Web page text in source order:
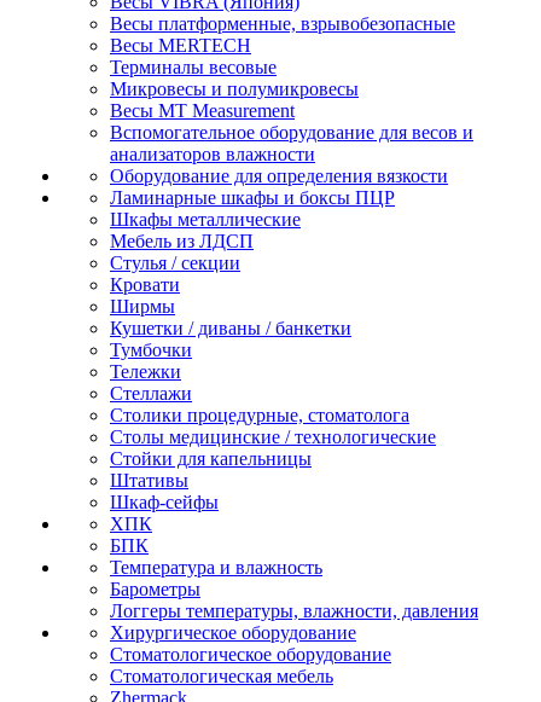
Весы платформенные, взрывобезопасные
Весы MERTECH
Терминалы весовые
Микровесы и полумикровесы
Весы MT Measurement
Вспомогательное оборудование для весов и
анализаторов влажности
Оборудование для определения вязкости
Ламинарные шкафы и боксы ПЦР
Шкафы металлические
Мебель из ЛДСП
Стулья / секции
Кровати
Ширмы
Кушетки / диваны / банкетки
Тумбочки
Тележки
Стеллажи
Столики процедурные, стоматолога
Столы медицинские / технологические
Стойки для капельницы
Штативы
Шкаф-сейфы
ХПК
БПК
Температура и влажность
Барометры
Логгеры температуры, влажности, давления
Хирургическое оборудование
Стоматологическое оборудование
Стоматологическая мебель
Zhermack